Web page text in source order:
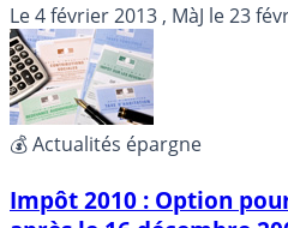
notamment permettre de
favorable que celle appliquée
Le4 février 2013 , MàJ le23
💰 Actualités épargne
Impôt 2010 : Option